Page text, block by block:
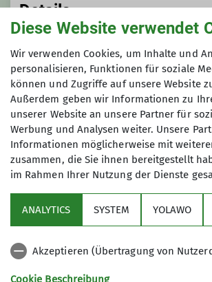
Details
Termindetails
So. 02.11.2025 10:00 Uhr
Aktuelles
Service
Diese Website verwendet
Wir verwenden Cookies, um Inhalte und
personalisieren, Funktionen für soziale
können und Zugriffe auf unsere Website
Außerdem geben wir Informationen zu
unserer Website an unsere Partner für
Werbung und Analysen weiter. Unsere
Informationen möglicherweise mit
zusammen, die Sie ihnen bereitgestellt
im Rahmen Ihrer Nutzung der Dienste
ANALYTICS SYSTEM YOLAWO
Akzeptieren (Übertragung von
Cookie Beschreibung